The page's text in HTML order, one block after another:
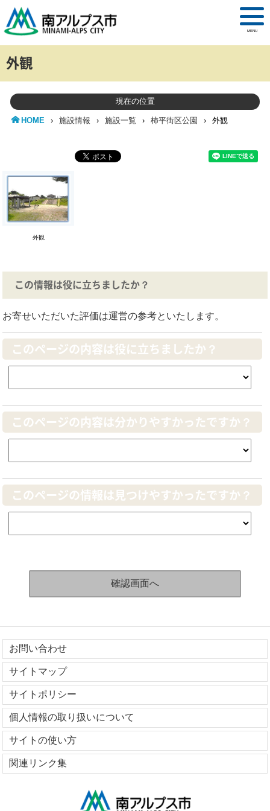
MENU
外観
現在の位置
HOME › 施設情報 › 施設一覧 › 柿平街区公園 › 外観
外観
この情報は役に立ちましたか？
お寄せいただいた評価は運営の参考といたします。
このページの内容は役に立ちましたか？
このページの内容は分かりやすかったですか？
このページの情報は見つけやすかったですか？
お問い合わせ
サイトマップ
サイトポリシー
個人情報の取り扱いについて
サイトの使い方
関連リンク集